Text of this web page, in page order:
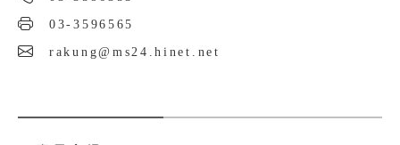
03-3596565
rakung@ms24.hinet.net